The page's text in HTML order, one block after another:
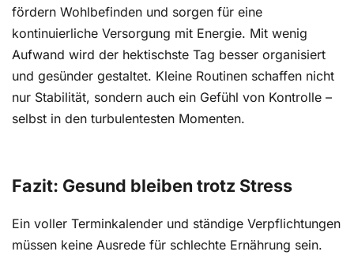
fördern Wohlbefinden und sorgen für eine
kontinuierliche Versorgung mit Energie. Mit wenig
Aufwand wird der hektischste Tag besser organisiert
und gesünder gestaltet. Kleine Routinen schaffen nicht
nur Stabilität, sondern auch ein Gefühl von Kontrolle –
selbst in den turbulentesten Momenten.
Fazit: Gesund bleiben trotz Stress
Ein voller Terminkalender und ständige Verpflichtungen
müssen keine Ausrede für schlechte Ernährung sein.